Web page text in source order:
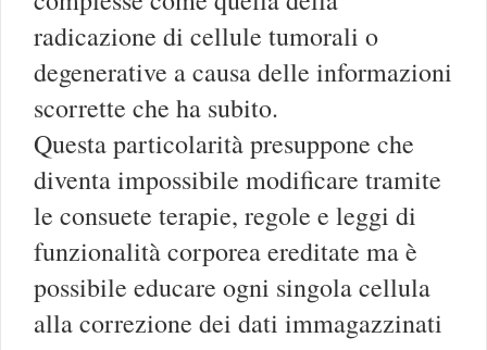
radicazione di cellule tumorali o
degenerative a causa delle informazioni
scorrette che ha subito.
Questa particolarità presuppone che
diventa impossibile modificare tramite
le consuete terapie, regole e leggi di
funzionalità corporea ereditate ma è
possibile educare ogni singola cellula
alla correzione dei dati immagazzinati